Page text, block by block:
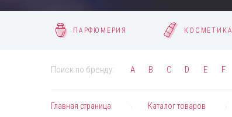
ПАРФЮМЕРИЯ КОСМЕТИКА
Поиск по бренду: A B C D E F
Главная страница Каталог товаров